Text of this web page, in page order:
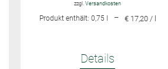
zzgl. Versandkosten
Produkt enthält: 0,75 – € 17,20 / l
Details